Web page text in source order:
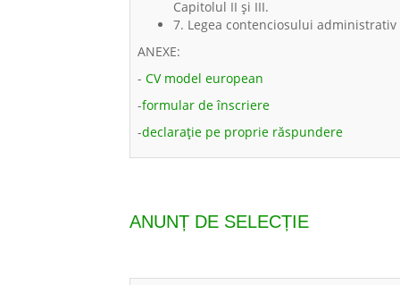
Capitolul II și III.
7. Legea contenciosului
ANEXE:
- CV model european
-formular de înscriere
-declarație pe proprie răspundere
ANUNȚ DE SELECȚIE